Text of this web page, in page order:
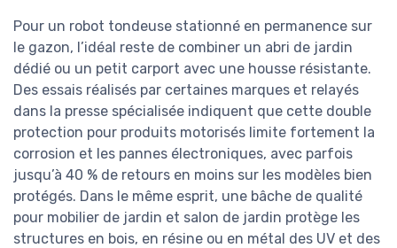
Pour un robot tondeuse stationné en permanence sur
le gazon, l’idéal reste de combiner un abri de jardin
dédié ou un petit carport avec une housse résistante.
Des essais réalisés par certaines marques et relayés
dans la presse spécialisée indiquent que cette double
protection pour produits motorisés limite fortement la
corrosion et les pannes électroniques, avec parfois
jusqu’à 40 % de retours en moins sur les modèles bien
protégés. Dans le même esprit, une bâche de qualité
pour mobilier de jardin et salon de jardin protège les
structures en bois, en résine ou en métal des UV et des